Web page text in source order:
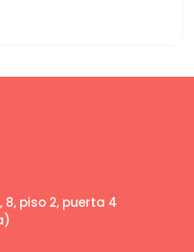
piso 2, puerta 4